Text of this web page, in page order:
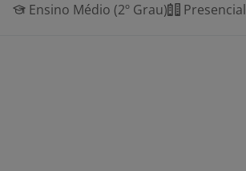
Ensino Médio (2º Grau)
Presencial